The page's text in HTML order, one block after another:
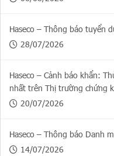
Haseco – Thông báo tuyển
28/07/2026
Haseco – Cảnh báo khẩn:
nhất trên Thị trường chứng
20/07/2026
Haseco – Thông báo Danh
14/07/2026